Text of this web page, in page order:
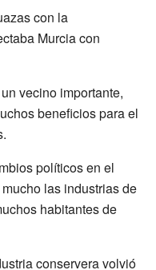
con la
Murcia con
vecino importante,
beneficios para el
políticos en el
las industrias de
habitantes de
conservera volvió